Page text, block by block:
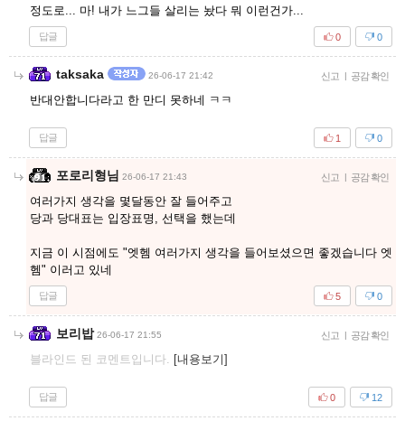
정도로... 마! 내가 느그들 살리는 놨다 뭐 이런건가...
답글 0
0
taksaka 26-06-17 21:42 신고 | 공감 확인
반대안합니다라고 한 만디 못하네 ㅋㅋ
답글 0
1
포로리형님 26-06-17 21:43 신고 | 공감 확인
여러가지 생각을 몇달동안 잘 들어주고
당과 당대표는 입장표명, 선택을 했는데
지금 이 시점에도 "엣헴 여러가지 생각을 들어보셨으면 좋겠습니다 엣
헴" 이러고 있네
답글 0
5
보리밥 26-06-17 21:55 신고 | 공감 확인
블라인드 된 코멘트입니다. [내용보기]
답글 12
0